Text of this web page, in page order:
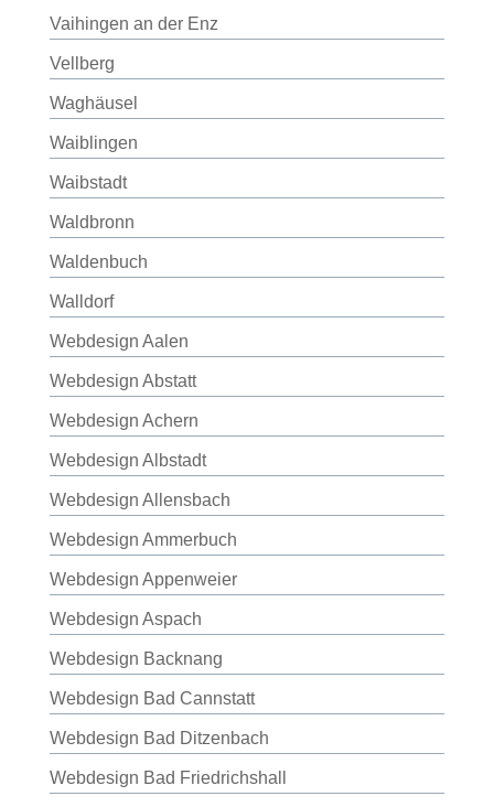
Vaihingen an der Enz
Vellberg
Waghäusel
Waiblingen
Waibstadt
Waldbronn
Waldenbuch
Walldorf
Webdesign Aalen
Webdesign Abstatt
Webdesign Achern
Webdesign Albstadt
Webdesign Allensbach
Webdesign Ammerbuch
Webdesign Appenweier
Webdesign Aspach
Webdesign Backnang
Webdesign Bad Cannstatt
Webdesign Bad Ditzenbach
Webdesign Bad Friedrichshall